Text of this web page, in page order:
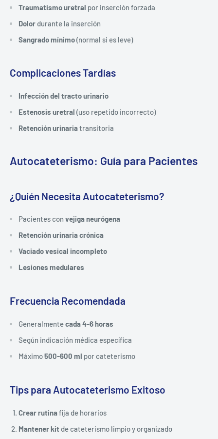
Traumatismo uretral por inserción forzada
Dolor durante la inserción
Sangrado mínimo(normal si es leve)
Complicaciones Tardías
Infección del tracto urinario
Estenosis uretral (uso repetido incorrecto)
Retención urinariatransitoria
Autocateterismo: Guía para Pacientes
¿Quién Necesita Autocateterismo?
Pacientes con vejiga neurógena
Retención urinaria crónica
Vaciado vesical incompleto
Lesiones medulares
Frecuencia Recomendada
Generalmentecada 4-6 horas
Según indicación médica específica
Máximo500-600 ml por cateterismo
Tips para Autocateterismo Exitoso
Crear rutinafija de horarios
Mantener kit de cateterismo limpio y organizado